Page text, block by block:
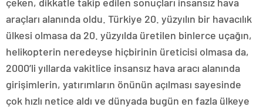
araçları alanında oldu. Türkiye 20. yüzyılın bir havacılık
ülkesi olmasa da 20. yüzyılda üretilen binlerce uçağın,
helikopterin neredeyse hiçbirinin üreticisi olmasa da,
2000’li yıllarda vakitlice insansız hava aracı alanında
girişimlerin, yatırımların önünün açılması sayesinde
çok hızlı netice aldı ve dünyada bugün en fazla ülkeye